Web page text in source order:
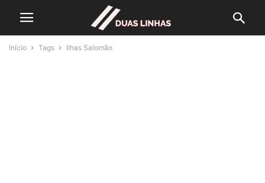
Início Tags Ilhas Salomão